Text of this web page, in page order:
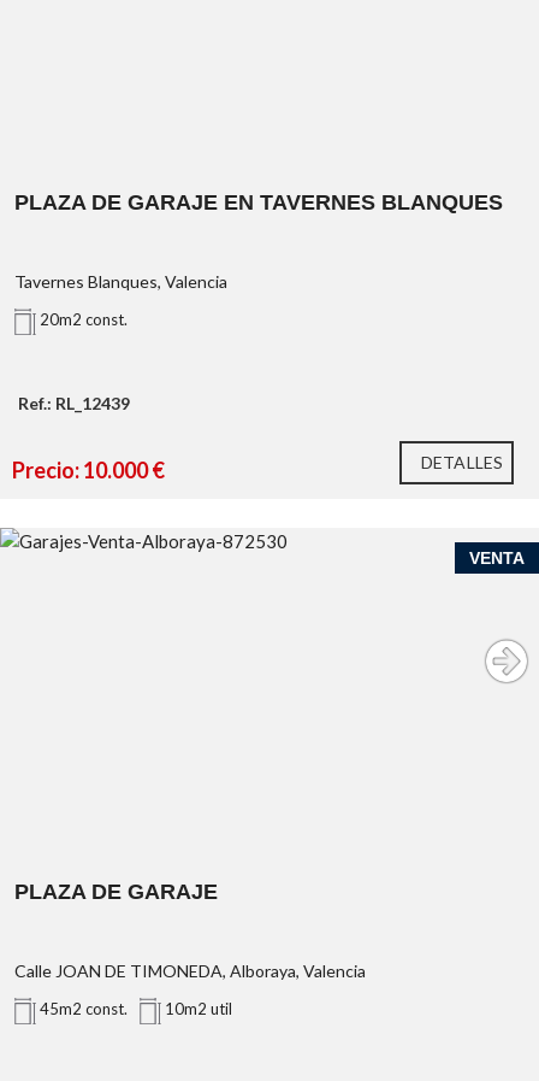
PLAZA DE GARAJE EN TAVERNES BLANQUES
Tavernes Blanques, Valencia
20m2 const.
Ref.: RL_12439
Precio: 10.000 € DETALLES
VENTA
PLAZA DE GARAJE
Calle JOAN DE TIMONEDA, Alboraya, Valencia
45m2 const. 10m2 util